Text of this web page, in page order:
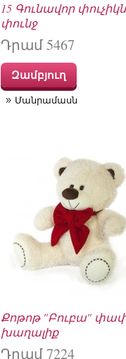
15 Գունավոր
փունջ
Դրամ 5467
Զամբյուղ
Մանրամասն
Քոթոթ "Բուբա"
խաղալիք
Դրամ 7224